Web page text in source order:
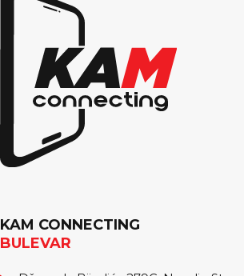
KAM CONNECTING
BULEVAR